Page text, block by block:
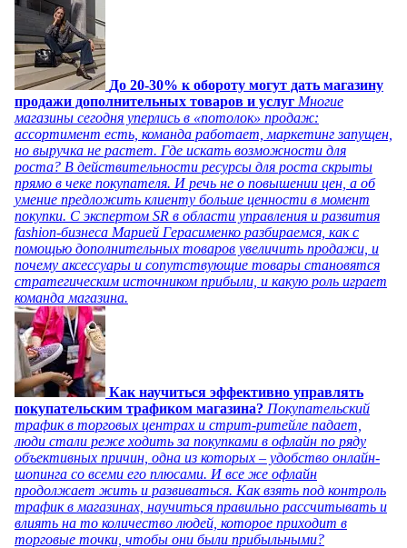
До 20-30% к обороту могут дать магазину
продажи дополнительных товаров и услуг Многие
магазины сегодня уперлись в «потолок» продаж:
ассортимент есть, команда работает, маркетинг запущен,
но выручка не растет. Где искать возможности для
роста? В действительности ресурсы для роста скрыты
прямо в чеке покупателя. И речь не о повышении цен, а об
умение предложить клиенту больше ценности в момент
покупки. С экспертом SR в области управления и развития
fashion-бизнеса Марией Герасименко разбираемся, как с
помощью дополнительных товаров увеличить продажи, и
почему аксессуары и сопутствующие товары становятся
стратегическим источником прибыли, и какую роль играет
команда магазина.
Как научиться эффективно управлять
покупательским трафиком магазина? Покупательский
трафик в торговых центрах и стрит-ритейле падает,
люди стали реже ходить за покупками в офлайн по ряду
объективных причин, одна из которых – удобство онлайн-
шопинга со всеми его плюсами. И все же офлайн
продолжает жить и развиваться. Как взять под контроль
трафик в магазинах, научиться правильно рассчитывать и
влиять на то количество людей, которое приходит в
торговые точки, чтобы они были прибыльными?